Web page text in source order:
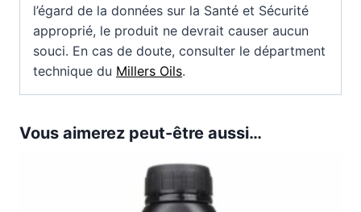
l’égard de la données sur la Santé et Sécurité
approprié, le produit ne devrait causer aucun
souci. En cas de doute, consulter le départment
technique du Millers Oils.
Vous aimerez peut-être aussi…